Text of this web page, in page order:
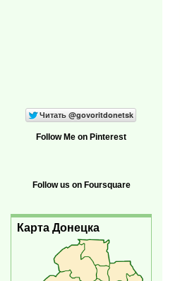
Follow Me on Pinterest
Follow us on Foursquare
Карта Донецка